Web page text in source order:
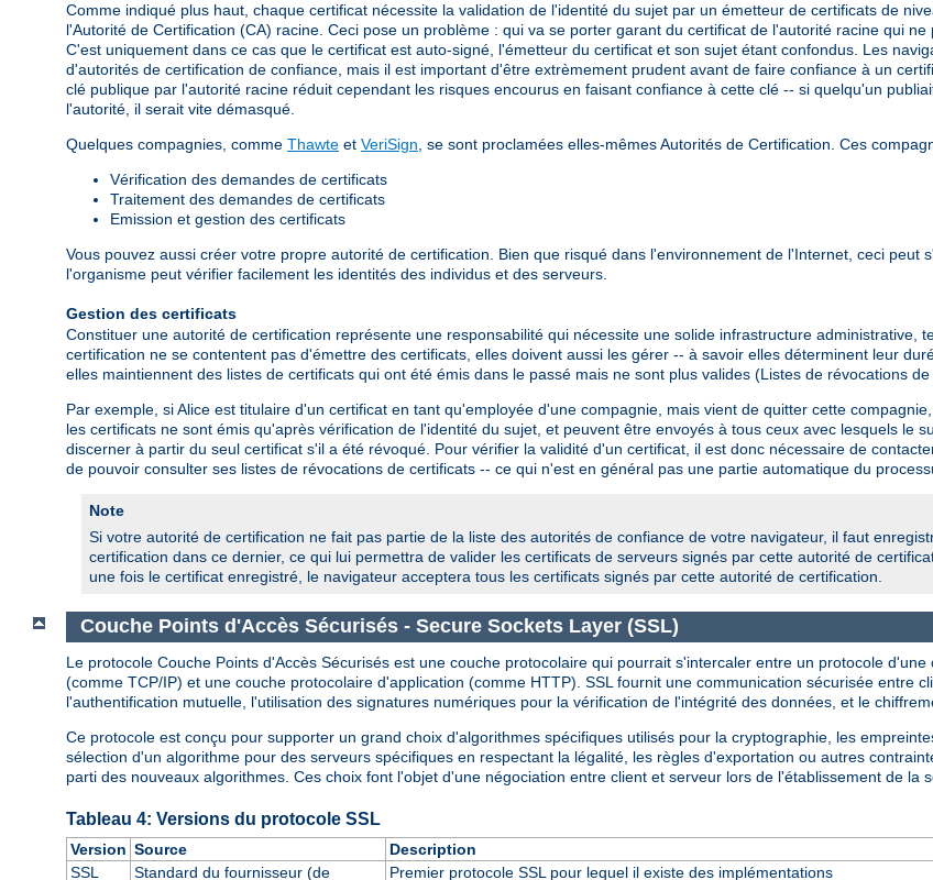
Comme indiqué plus haut, chaque certificat nécessite la validation de l'identité du sujet par un émetteur de certificats de
l'Autorité de Certification (CA) racine. Ceci pose un problème : qui va se porter garant du certificat de l'autorité racine qui
C'est uniquement dans ce cas que le certificat est auto-signé, l'émetteur du certificat et son sujet étant confondus. Les
d'autorités de certification de confiance, mais il est important d'être extrèmement prudent avant de faire confiance à un
clé publique par l'autorité racine réduit cependant les risques encourus en faisant confiance à cette clé -- si quelqu'un
l'autorité, il serait vite démasqué.
Quelques compagnies, comme Thawte et VeriSign, se sont proclamées elles-mêmes Autorités de Certification. Ces
Vérification des demandes de certificats
Traitement des demandes de certificats
Emission et gestion des certificats
Vous pouvez aussi créer votre propre autorité de certification. Bien que risqué dans l'environnement de l'Internet, ceci peut
l'organisme peut vérifier facilement les identités des individus et des serveurs.
Gestion des certificats
Constituer une autorité de certification représente une responsabilité qui nécessite une solide infrastructure administrative,
certification ne se contentent pas d'émettre des certificats, elles doivent aussi les gérer -- à savoir elles déterminent leur
elles maintiennent des listes de certificats qui ont été émis dans le passé mais ne sont plus valides (Listes de révocations
Par exemple, si Alice est titulaire d'un certificat en tant qu'employée d'une compagnie, mais vient de quitter cette
les certificats ne sont émis qu'après vérification de l'identité du sujet, et peuvent être envoyés à tous ceux avec lesquels le
discerner à partir du seul certificat s'il a été révoqué. Pour vérifier la validité d'un certificat, il est donc nécessaire de
de pouvoir consulter ses listes de révocations de certificats -- ce qui n'est en général pas une partie automatique du
Note
Si votre autorité de certification ne fait pas partie de la liste des autorités de confiance de votre navigateur, il faut
certification dans ce dernier, ce qui lui permettra de valider les certificats de serveurs signés par cette autorité de
une fois le certificat enregistré, le navigateur acceptera tous les certificats signés par cette autorité de certification.
Couche Points d'Accès Sécurisés - Secure Sockets Layer (SSL)
Le protocole Couche Points d'Accès Sécurisés est une couche protocolaire qui pourrait s'intercaler entre un protocole
(comme TCP/IP) et une couche protocolaire d'application (comme HTTP). SSL fournit une communication sécurisée entre
l'authentification mutuelle, l'utilisation des signatures numériques pour la vérification de l'intégrité des données, et le
Ce protocole est conçu pour supporter un grand choix d'algorithmes spécifiques utilisés pour la cryptographie, les
sélection d'un algorithme pour des serveurs spécifiques en respectant la légalité, les règles d'exportation ou autres
parti des nouveaux algorithmes. Ces choix font l'objet d'une négociation entre client et serveur lors de l'établissement de la
Tableau 4: Versions du protocole SSL
Version Source
Description
SSL
Standard du fournisseur (de Premier protocole SSL pour lequel il existe des implémentations